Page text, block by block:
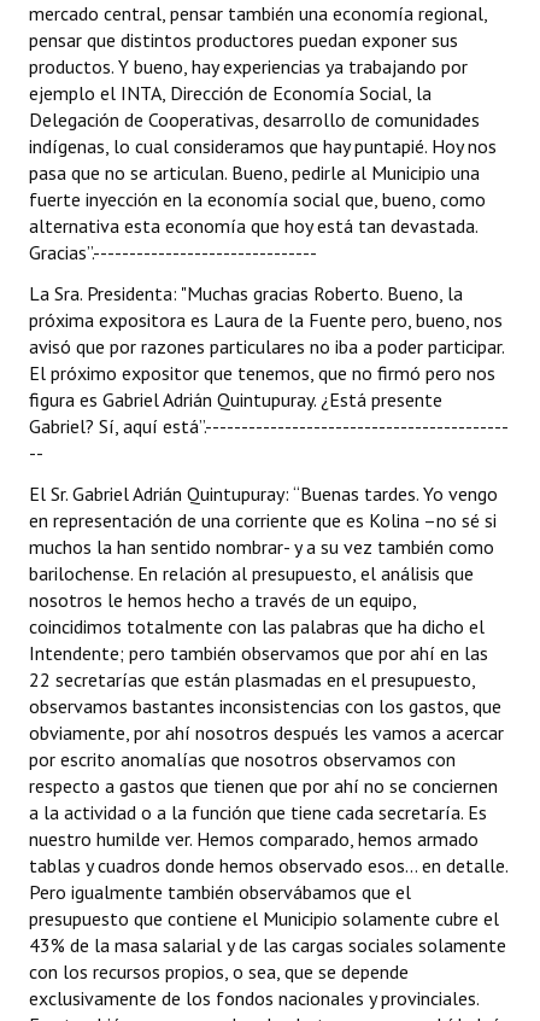
mercado central, pensar también una economía regional,
pensar que distintos productores puedan exponer sus
productos. Y bueno, hay experiencias ya trabajando por
ejemplo el INTA, Dirección de Economía Social, la
Delegación de Cooperativas, desarrollo de comunidades
indígenas, lo cual consideramos que hay puntapié. Hoy nos
pasa que no se articulan. Bueno, pedirle al Municipio una
fuerte inyección en la economía social que, bueno, como
alternativa esta economía que hoy está tan devastada.
Gracias”.-------------------------------
La Sra. Presidenta: "Muchas gracias Roberto. Bueno, la
próxima expositora es Laura de la Fuente pero, bueno, nos
avisó que por razones particulares no iba a poder participar.
El próximo expositor que tenemos, que no firmó pero nos
figura es Gabriel Adrián Quintupuray. ¿Está presente
Gabriel? Sí, aquí está”.------------------------------------------
--
El Sr. Gabriel Adrián Quintupuray: “Buenas tardes. Yo vengo
en representación de una corriente que es Kolina –no sé si
muchos la han sentido nombrar- y a su vez también como
barilochense. En relación al presupuesto, el análisis que
nosotros le hemos hecho a través de un equipo,
coincidimos totalmente con las palabras que ha dicho el
Intendente; pero también observamos que por ahí en las
22 secretarías que están plasmadas en el presupuesto,
observamos bastantes inconsistencias con los gastos, que
obviamente, por ahí nosotros después les vamos a acercar
por escrito anomalías que nosotros observamos con
respecto a gastos que tienen que por ahí no se conciernen
a la actividad o a la función que tiene cada secretaría. Es
nuestro humilde ver. Hemos comparado, hemos armado
tablas y cuadros donde hemos observado esos... en detalle.
Pero igualmente también observábamos que el
presupuesto que contiene el Municipio solamente cubre el
43% de la masa salarial y de las cargas sociales solamente
con los recursos propios, o sea, que se depende
exclusivamente de los fondos nacionales y provinciales.